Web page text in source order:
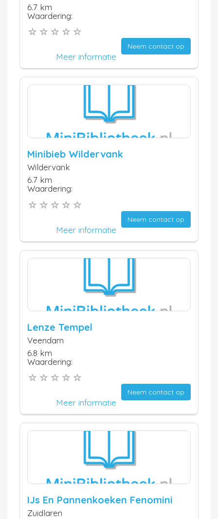
6.7 km
Waardering:
Neem contact op
Meer informatie
Minibieb Wildervank
Wildervank
6.7 km
Waardering:
Neem contact op
Meer informatie
Lenze Tempel
Veendam
6.8 km
Waardering:
Neem contact op
Meer informatie
IJs En Pannenkoeken Fenomini
Zuidlaren